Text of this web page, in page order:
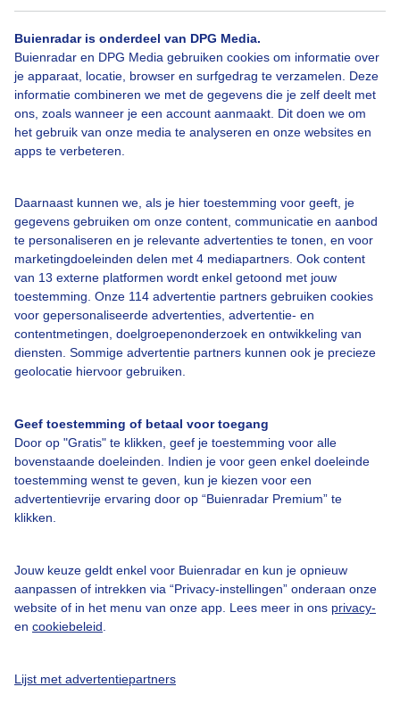
Buienradar is onderdeel van DPG Media.
Buienradar en DPG Media gebruiken cookies om informatie over
je apparaat, locatie, browser en surfgedrag te verzamelen. Deze
informatie combineren we met de gegevens die je zelf deelt met
ons, zoals wanneer je een account aanmaakt. Dit doen we om
het gebruik van onze media te analyseren en onze websites en
apps te verbeteren.
Daarnaast kunnen we, als je hier toestemming voor geeft, je
gegevens gebruiken om onze content, communicatie en aanbod
te personaliseren en je relevante advertenties te tonen, en voor
marketingdoeleinden delen met 4 mediapartners. Ook content
van 13 externe platformen wordt enkel getoond met jouw
toestemming. Onze 114 advertentie partners gebruiken cookies
voor gepersonaliseerde advertenties, advertentie- en
contentmetingen, doelgroepenonderzoek en ontwikkeling van
diensten. Sommige advertentie partners kunnen ook je precieze
geolocatie hiervoor gebruiken.
Geef toestemming of betaal voor toegang
Door op "Gratis" te klikken, geef je toestemming voor alle
bovenstaande doeleinden. Indien je voor geen enkel doeleinde
toestemming wenst te geven, kun je kiezen voor een
advertentievrije ervaring door op “Buienradar Premium” te
klikken.
Jouw keuze geldt enkel voor Buienradar en kun je opnieuw
aanpassen of intrekken via “Privacy-instellingen” onderaan onze
website of in het menu van onze app. Lees meer in ons privacy-
en cookiebeleid
Lijst met advertentiepartners
Bekijk slideshow
Een moment geduld aub...
Over Buienradar
Veelgestelde vragen
Contact
Toegankelijkheid
Buienradar Team
Privacy beleid
Privacy instellingen